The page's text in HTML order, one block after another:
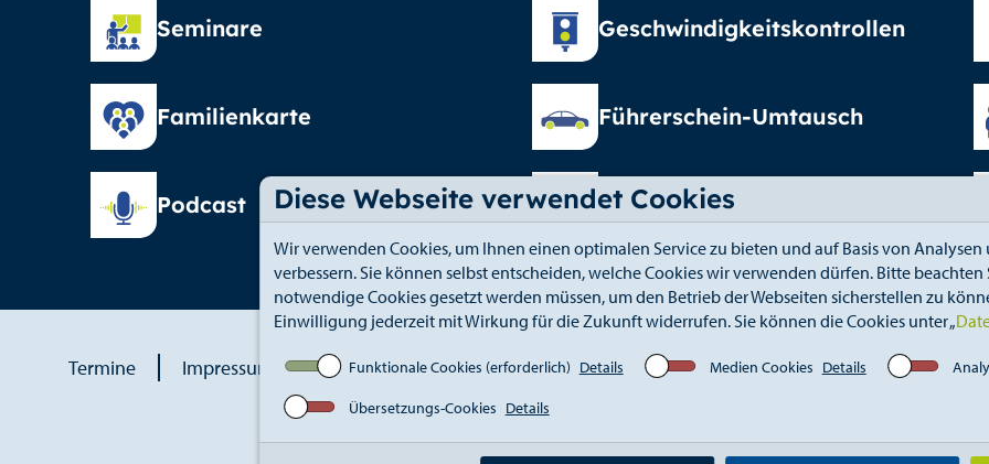
Diese Webseite verwendet Cookies
Wir verwenden Cookies, um Ihnen einen optimalen Service zu bieten und auf Basis von Analysen
verbessern. Sie können selbst entscheiden, welche Cookies wir verwenden dürfen. Bitte beachten
notwendige Cookies gesetzt werden müssen, um den Betrieb der Webseiten sicherstellen zu
Einwilligung jederzeit mit Wirkung für die Zukunft widerrufen. Sie können die Cookies unter „
Funktionale Cookies (erforderlich) Details Medien Cookies Details
Übersetzungs-Cookies Details
Seminare Geschwindigkeitskontrollen
Familienkarte Führerschein-Umtausch
Podcast Elterngeld
Termine Impressum Datenschutz Anfahrt Kontakt Elektronischer Zugang